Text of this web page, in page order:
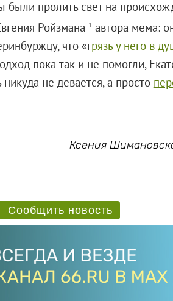
были пролить свет на
Ройзмана 1 автора мема:
что «грязь у него в
пока так и не помогли,
не девается, а просто
Ксения
Сообщить новость